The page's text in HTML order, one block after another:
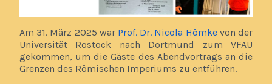
Am 31. März 2025 war Prof. Dr. Nicola Hömkevon der
Universität Rostock nach Dortmund zum VFAU
gekommen, um die Gäste des Abendvortrags an die
Grenzen des Römischen Imperiums zu entführen.